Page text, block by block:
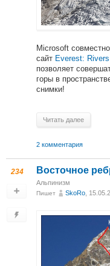
Microsoft
сайт Everest:
позволяет
горы в
снимки!
Читать далее
2 комментария
234 Восточное
Альпинизм
Пишет SkoRo ,